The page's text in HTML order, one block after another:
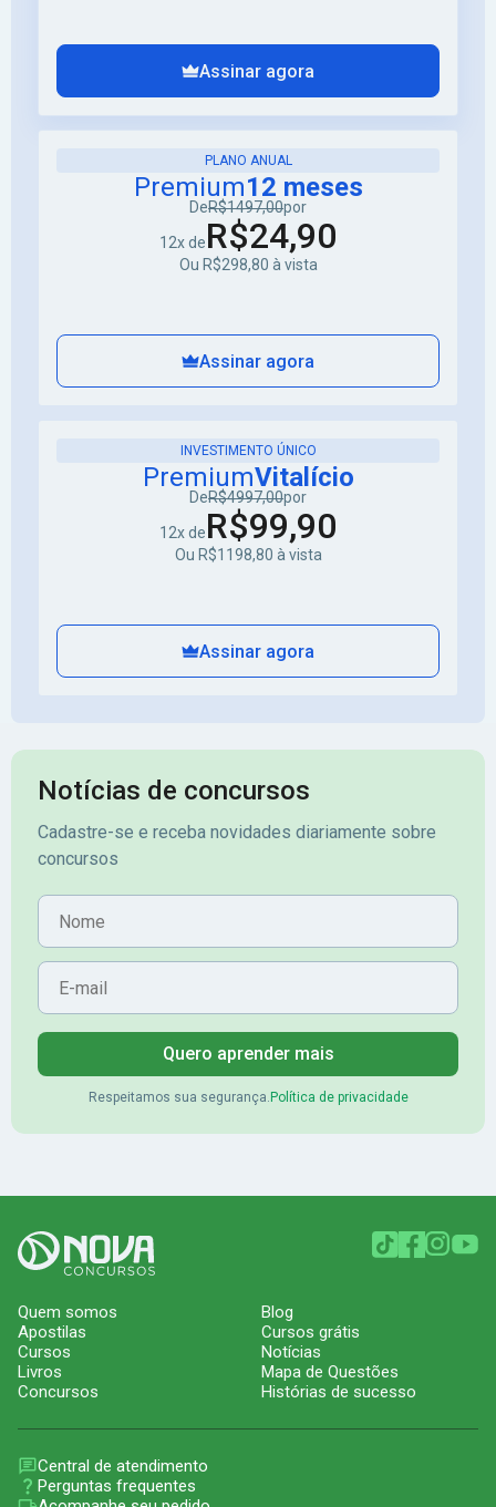
Assinar agora
PLANO ANUAL
Premium12 meses
DeR$1497,00por
12x deR$24,90
Ou R$298,80 à vista
Assinar agora
INVESTIMENTO ÚNICO
PremiumVitalício
DeR$4997,00por
12x deR$99,90
Ou R$1198,80 à vista
Assinar agora
Notícias de concursos
Cadastre-se e receba novidades diariamente sobre
concursos
Nome
E-mail
Quero aprender mais
Respeitamos sua segurança. Política de privacidade
Quem somos
Apostilas
Cursos
Livros
Concursos
Blog
Cursos grátis
Notícias
Mapa de Questões
Histórias de sucesso
Central de atendimento
Perguntas frequentes